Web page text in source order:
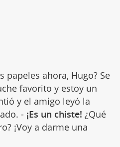
papeles ahora, Hugo? Se
favorito y estoy un
y el amigo leyó la
- ¡Es un chiste! ¿Qué
¡Voy a darme una